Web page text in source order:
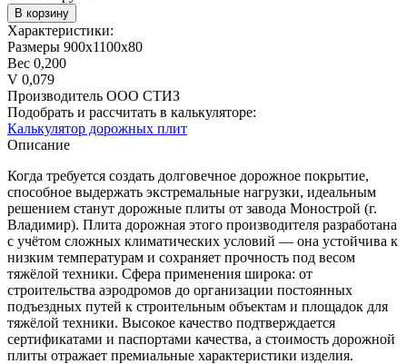
В корзину
Характеристики:
Размеры 900х1100х80
Вес 0,200
V 0,079
Производитель ООО СТИЗ
Подобрать и рассчитать в калькуляторе:
Калькулятор дорожных плит
Описание
Когда требуется создать долговечное дорожное покрытие,
способное выдержать экстремальные нагрузки, идеальным
решением станут дорожные плиты от завода Монострой (г.
Владимир). Плита дорожная этого производителя разработана
с учётом сложных климатических условий — она устойчива к
низким температурам и сохраняет прочность под весом
тяжёлой техники. Сфера применения широка: от
строительства аэродромов до организации постоянных
подъездных путей к строительным объектам и площадок для
тяжёлой техники. Высокое качество подтверждается
сертификатами и паспортами качества, а стоимость дорожной
плиты отражает премиальные характеристики изделия.